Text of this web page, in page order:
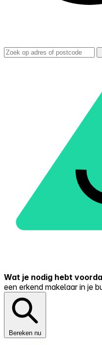
Wat je nodig hebt
een erkend makelaar in je
Bereken nu